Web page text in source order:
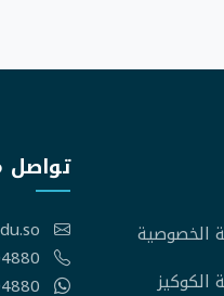
الخصوصية
الكوكيز
تواصل